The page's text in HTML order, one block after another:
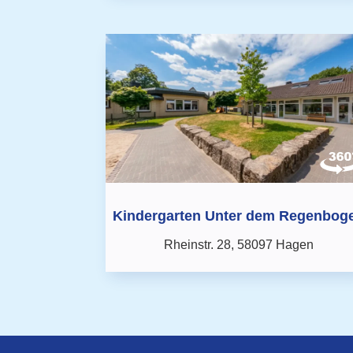
Kindergarten Unter dem
Rheinstr. 28, 58097 Hagen